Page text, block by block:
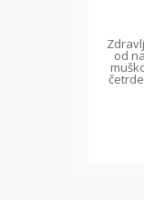
od